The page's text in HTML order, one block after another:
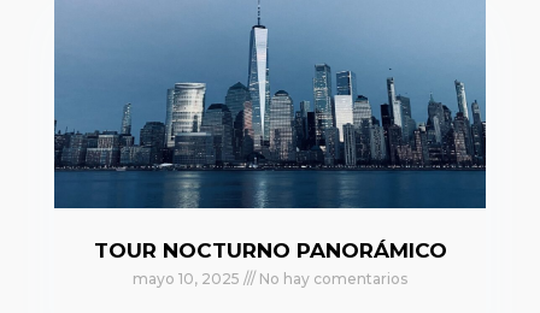
TOUR NOCTURNO PANORÁMICO
mayo 10, 2025 No hay comentarios